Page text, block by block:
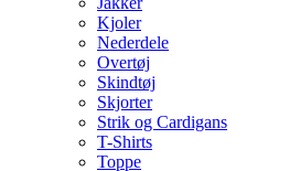
Kjoler
Nederdele
Overtøj
Skindtøj
Skjorter
Strik og Cardigans
T-Shirts
Toppe